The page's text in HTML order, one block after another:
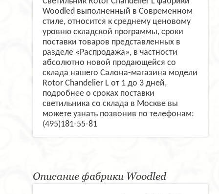
Woodled выполненный в Современном
стиле, относится к среднему ценовому
уровню складской программы, сроки
поставки товаров представленных в
разделе «Распродажа», в частности
абсолютно новой продающейся со
склада нашего Салона-магазина модели
Rotor Chandelier L от 1 до 3 дней,
подробнее о сроках поставки
светильника со склада в Москве вы
можете узнать позвонив по телефонам:
(495)181-55-81
Описание фабрики Woodled